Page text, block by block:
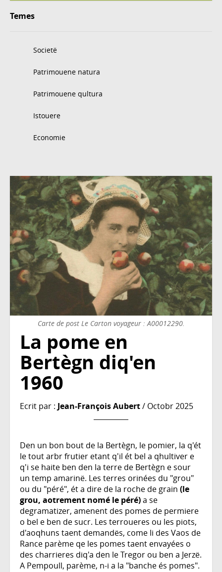
Temes
Societë
Patrimouene natura
Patrimouene qultura
Istouere
Economie
Carte de post Le Carton voyageur : A00012290.
La pome en
Bertègn diq'en
1960
Ecrit par : Jean-François Aubert/ Octobr 2025
Den un bon bout de la Bertègn, le pomier, la q'ét
le tout arbr frutier etant q'il ét bel a qhultiver e
q'i se haite ben den la terre de Bertègn e sour
un temp amarinë. Les terres orinées du "grou"
ou du "péré", ét a dire de la roche de grain (le
grou, aotrement nomé le péré)a se
degramatizer, amenent des pomes de permiere
o bel e ben de sucr. Les terroueres ou les piots,
d'aoqhuns taent demandës, come li des Vaos de
Rance parème qe les pomes taent envayées o
des charrieres diq'a den le Tregor ou ben a Jerzë.
A Pempoull, parème, n-i a la "banche és pomes".